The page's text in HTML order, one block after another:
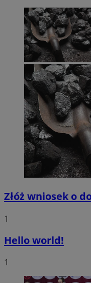
Złóż wniosek o
1
Hello world!
1